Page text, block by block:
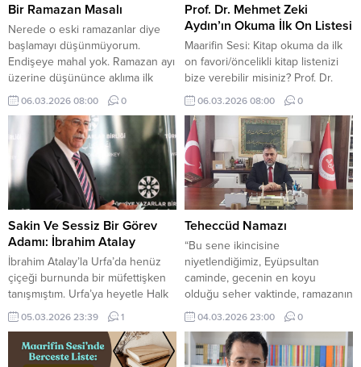
Bir Ramazan Masalı
Nerede o eski ramazanlar diye
başlamayı düşünmüyorum.
Endişeye mahal yok. Ramazan ayı
üzerine düşününce aklıma ilk
gelen şeyi sizinle paylaşacağım.
Efendim malum Konyalıyız. İlk
çocukluğum diye
niteleyebileceğim beş altı
yaşlarında iken Kovanağzı
semtinde ikamet ediyordu
bizimkiler bittabi ben de. Orada
Ramazan ayına dair hatırladığım;
anacığımın öğleyin içini tepeleme
ekmekle doldurduğu...
06.03.2026 08:00 0
Prof. Dr. Mehmet Zeki
Aydın’ın Okuma İlk On Listesi
Maarifin Sesi: Kitap okuma da ilk
on favori/öncelikli kitap listenizi
bize verebilir misiniz? Prof. Dr.
Mehmet Zeki Aydın: Her
seviyedeki insan için önerilerim
farklı olacak; bu nedenle ben
kitap ve yazar ismi vermek yerine
genel tavsiyelerde bulunmak
istiyorum. Her Müslüman önce
kendi seviyesine uygun, İslam
İlmihali kitabı ile okumaya
başlamalıdır....
06.03.2026 08:00 0
Sakin Ve Sessiz Bir Görev
Adamı: İbrahim Atalay
İbrahim Atalay’la Urfa’da henüz
çiçeği burnunda bir müfettişken
tanışmıştım. Urfa’ya heyetle Halk
Kütüphanesi ile Urfa Müzesini
denetlemeye gelmişlerdi.
Başmüfettişleri Mardinli, Senih
Vehbi Sayın Bey isminde kibar,
05.03.2026 23:39 1
Teheccüd Namazı
“Bu sene ikincisine
niyetlendiğimiz, Eyüpsultan
caminde, gecenin en koyu
olduğu seher vaktinde, ramazanın
son on gecesinde, hatimle
Teheccüd namazı kılınması için bir
çalışmanın gayreti içindeyiz.
Ülkemizin seçkin kurra
04.03.2026 23:00 0